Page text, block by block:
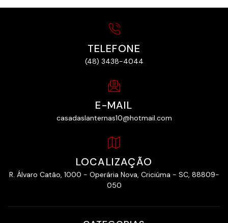
TELEFONE
(48) 3438-4044
E-MAIL
casadaslanternas10@hotmail.com
LOCALIZAÇÃO
R. Álvaro Catão, 1000 - Operária Nova, Criciúma - SC, 88809-
050